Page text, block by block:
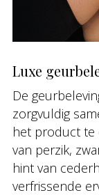
Luxe
De
zorgvuldig
het product te
van perzik,
hint van
verfrissende